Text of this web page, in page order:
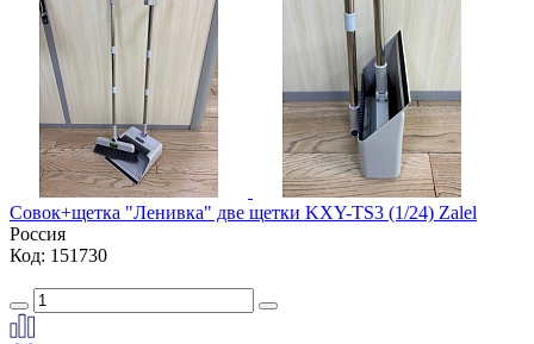
Совок+щетка "Ленивка" две щетки KXY-TS3 (1/24) Zalel
Россия
Код: 151730